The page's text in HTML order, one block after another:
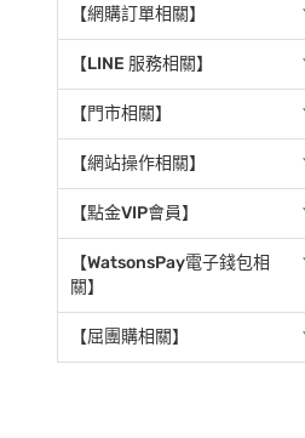
【網購訂單相關】
【LINE 服務相關】
【門市相關】
【網站操作相關】
【點金VIP會員】
【WatsonsPay電子錢包相
關】
【屈團購相關】